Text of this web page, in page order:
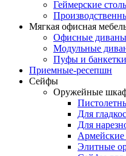
Геймерские
Мягкая офисная
Офисные диваны
Модульные
Пуфы и банкетки
Приемные-ресепшн
Сейфы
Оружейные
Для
Для
Элитные